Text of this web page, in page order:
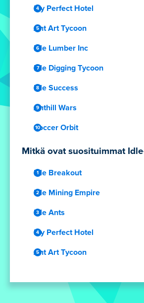
My Perfect Hotel
Ant Art Tycoon
Idle Lumber Inc
Idle Digging Tycoon
Idle Success
Anthill Wars
Soccer Orbit
Mitkä ovat suosituimmat
Idle Breakout
Idle Mining Empire
Idle Ants
My Perfect Hotel
Ant Art Tycoon